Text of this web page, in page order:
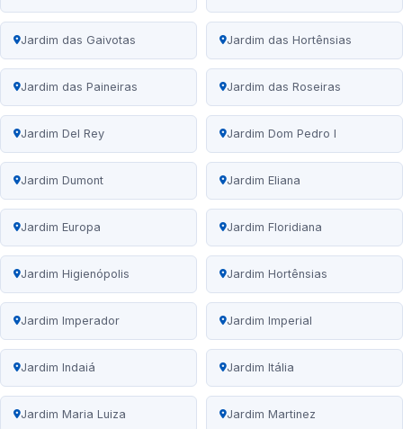
Jardim das Gaivotas Jardim das Hortênsias
Jardim das Paineiras Jardim das Roseiras
Jardim Del Rey Jardim Dom Pedro I
Jardim Dumont Jardim Eliana
Jardim Europa Jardim Floridiana
Jardim Higienópolis Jardim Hortênsias
Jardim Imperador Jardim Imperial
Jardim Indaiá Jardim Itália
Jardim Maria Luiza Jardim Martinez